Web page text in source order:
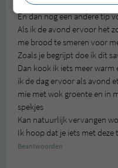
Brinta of joghurt met
En dan nog een andere tip
Als ik de avond ervoor het
me brood te smeren voor
Zoals je begrijpt doe ik dit
Dan kook ik iets meer
ik de dag ervoor als avond
mie met wok groente en in
spekjes
Kan natuurlijk vervangen
Ik hoop dat je iets met deze
Beantwoorden